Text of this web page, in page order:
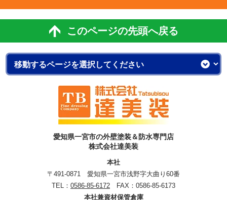
このページの先頭へ戻る
愛知県一宮市の外壁塗装＆防水専門店
株式会社達美装
本社
〒491-0871 愛知県一宮市浅野字大曲り60番
TEL： 0586-85-6172 FAX：0586-85-6173
本社兼資材保管倉庫